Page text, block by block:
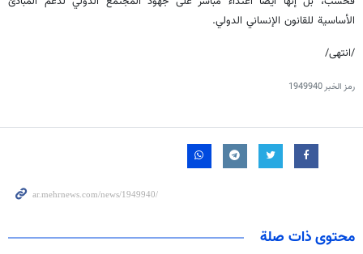
الأساسية للقانون الإنساني الدولي.
/انتهى/
رمز الخبر1949940
محتوى ذات صلة